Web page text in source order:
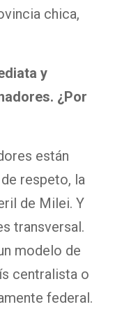
chica,
y
¿Por
están
respeto, la
de Milei. Y
transversal.
modelo de
centralista o
federal.